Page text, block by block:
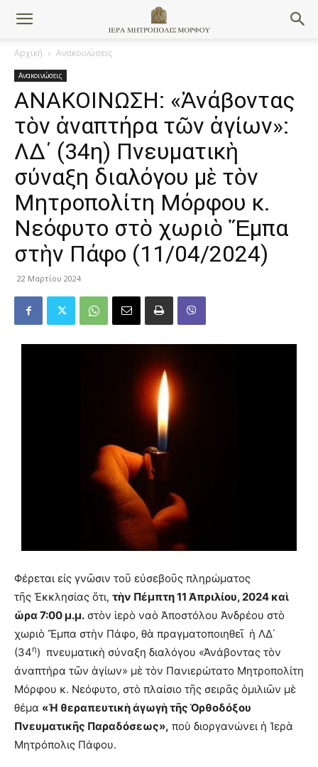
Αρχική Ανακοινώσεις
Ανακοινώσεις
ΑΝΑΚΟΙΝΩΣΗ: «Ἀνάβοντας
τὸν ἀναπτήρα τῶν ἁγίων»:
ΛΔ΄ (34η) Πνευματικὴ
σύναξη διαλόγου μὲ τὸν
Μητροπολίτη Μόρφου κ.
Νεόφυτo στὸ χωριὸ Ἔμπα
στὴν Πάφο (11/04/2024)
22 Μαρτίου 2024
Φέρεται εἰς γνῶσιν τοῦ εὐσεβοῦς πληρώματος
τῆς Ἐκκλησίας ὅτι, τὴν Πέμπτη 11 Ἀπριλίου, 2024 καὶ
ὥρα 7:00 μ.μ. στὸν ἱερὸ ναὸ Ἀποστόλου Ἀνδρέου στὸ
χωριὸ Ἔμπα στὴν Πάφο, θὰ πραγματοποιηθεῖ ἡ ΛΔ΄
(34η) πνευματικὴ σύναξη διαλόγου «Ἀνάβοντας τὸν
ἀναπτήρα τῶν ἁγίων» μὲ τὸν Πανιερώτατο Μητροπολίτη
Μόρφου κ. Νεόφυτο, στὸ πλαίσιο τῆς σειρᾶς ὁμιλιῶν μὲ
θέμα «Ἡ θεραπευτικὴ ἀγωγὴ τῆς Ὀρθοδόξου
Πνευματικῆς Παραδόσεως», ποὺ διοργανώνει ἡ Ἱερὰ
Μητρόπολις Πάφου.